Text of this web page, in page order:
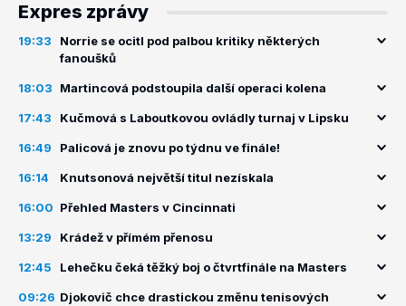
Expres zprávy
19:33
Norrie se ocitl pod palbou kritiky některých
fanoušků
18:03 Martincová podstoupila další operaci kolena
17:43 Kučmová s Laboutkovou ovládly turnaj v Lipsku
16:49 Palicová je znovu po týdnu ve finále!
16:14 Knutsonová největší titul nezískala
16:00 Přehled Masters v Cincinnati
13:29 Krádež v přímém přenosu
12:45 Lehečku čeká těžký boj o čtvrtfinále na Masters
09:26 Djokovič chce drastickou změnu tenisových